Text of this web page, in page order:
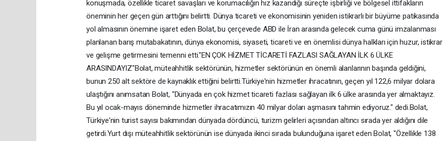
konuşmada, özellikle ticaret savaşları ve korumacılığın hız kazandığı süreçte işbirliği ve bölgesel ittifakların
öneminin her geçen gün arttığını belirtti. Dünya ticareti ve ekonomisinin yeniden istikrarlı bir büyüme patikasında
yol almasının önemine işaret eden Bolat, bu çerçevede ABD ile İran arasında gelecek cuma günü imzalanması
planlanan barış mutabakatının, dünya ekonomisi, siyaseti, ticareti ve en önemlisi dünya halkları için huzur, istikrar
ve gelişme getirmesini temenni etti."EN ÇOK HİZMET TİCARETİ FAZLASI SAĞLAYAN İLK 6 ÜLKE
ARASINDAYIZ"Bolat, müteahhitlik sektörünün, hizmetler sektörünün en önemli alanlarının başında geldiğini,
bunun 250 alt sektöre de kaynaklık ettiğini belirtti.Türkiye'nin hizmetler ihracatının, geçen yıl 122,6 milyar dolara
ulaştığını anımsatan Bolat, "Dünyada en çok hizmet ticareti fazlası sağlayan ilk 6 ülke arasında yer almaktayız.
Bu yıl ocak-mayıs döneminde hizmetler ihracatımızın 40 milyar doları aşmasını tahmin ediyoruz." dedi.Bolat,
Türkiye'nin turist sayısı bakımından dünyada dördüncü, turizm gelirleri açısından altıncı sırada yer aldığını dile
getirdi.Yurt dışı müteahhitlik sektörünün ise dünyada ikinci sırada bulunduğuna işaret eden Bolat, "Özellikle 138